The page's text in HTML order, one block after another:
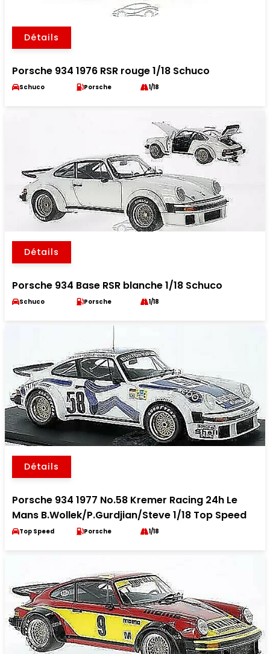
Détails
Porsche 934 1976 RSR rouge 1/18 Schuco
Schuco Porsche 1/18
Détails
Porsche 934 Base RSR blanche 1/18 Schuco
Schuco Porsche 1/18
Détails
Porsche 934 1977 No.58 Kremer Racing 24h Le
Mans B.Wollek/P.Gurdjian/Steve 1/18 Top Speed
Top Speed Porsche 1/18